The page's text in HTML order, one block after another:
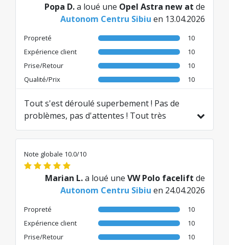
Popa D.a loué une Opel Astra new at de
Autonom Centru Sibiu en 13.04.2026
Propreté
10
Expérience client
10
Prise/Retour
10
Qualité/Prix
10
Tout s'est déroulé superbement ! Pas de
problèmes, pas d'attentes ! Tout très
simple ! Merci
Traduit de RO par AI
Note globale 10.0/10
Marian L.a loué une VW Polo facelift de
Autonom Centru Sibiu en 24.04.2026
Propreté
10
Expérience client
10
Prise/Retour
10